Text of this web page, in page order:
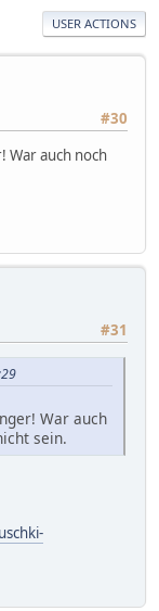
USER ACTIONS
#30
War auch noch
#31
War auch
sein.